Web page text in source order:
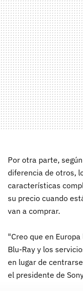
Por otra parte,
diferencia de otros,
características
su precio cuando
van a comprar.
"Creo que en
Blu-Ray y los
en lugar de
el presidente de